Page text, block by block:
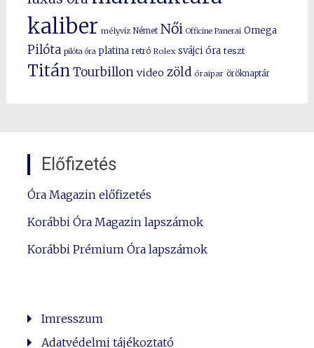
kaliber mélyvíz Német Női Officine Panerai Omega
Pilóta pilóta óra platina retró Rolex svájci óra teszt
Titán Tourbillon video zöld óraipar öröknaptár
Előfizetés
Óra Magazin előfizetés
Korábbi Óra Magazin lapszámok
Korábbi Prémium Óra lapszámok
Imresszum
Adatvédelmi tájékoztató